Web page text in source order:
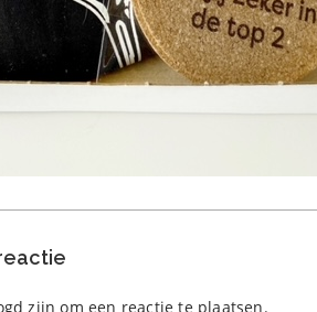
zijn om een reactie te plaatsen.